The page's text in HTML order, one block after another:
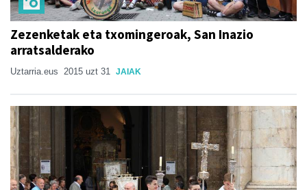
Zezenketak eta txomingeroak, San Inazio
arratsalderako
Uztarria.eus 2015 uzt 31 JAIAK